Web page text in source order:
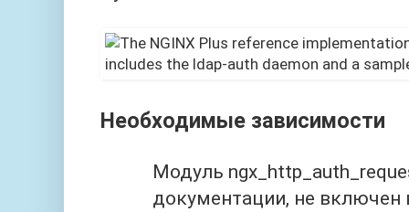
Необходимые зависимости
Модуль
документации, не включен